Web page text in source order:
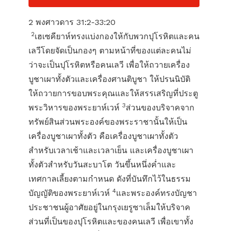
2 พงศาวดาร 31:2-33:20
2เฮเซคียาห์ทรงแบ่งกองให้กับพวกปุโรหิตและคน
เลวีโดยจัดเป็นกองๆ ตามหน้าที่ของแต่ละคนไม่
ว่าจะเป็นปุโรหิตหรือคนเลวี เพื่อให้ถวายเครื่อง
บูชาเผาทั้งตัวและเครื่องศานติบูชา ให้ปรนนิบัติ
ให้ถวายการขอบพระคุณและให้สรรเสริญที่ประตู
พระวิหารของพระยาห์เวห์ 3ส่วนของบริจาคจาก
ทรัพย์สินส่วนพระองค์ของพระราชานั้นให้เป็น
เครื่องบูชาเผาทั้งตัว คือเครื่องบูชาเผาทั้งตัว
สำหรับเวลาเช้าและเวลาเย็น และเครื่องบูชาเผา
ทั้งตัวสำหรับวันสะบาโต วันขึ้นหนึ่งค่ำและ
เทศกาลเลี้ยงตามกำหนด ดังที่บันทึกไว้ในธรรม
บัญญัติของพระยาห์เวห์ 4และพระองค์ทรงบัญชา
ประชาชนผู้อาศัยอยู่ในกรุงเยรูซาเล็มให้บริจาค
ส่วนที่เป็นของปุโรหิตและของคนเลวี เพื่อเขาทั้ง